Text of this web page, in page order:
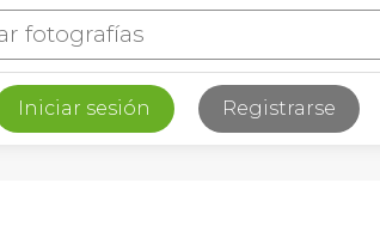
Iniciar sesión Registrarse